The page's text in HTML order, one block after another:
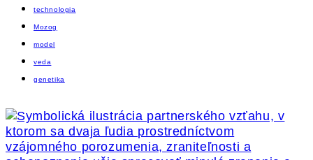
technologia
Mozog
model
veda
genetika